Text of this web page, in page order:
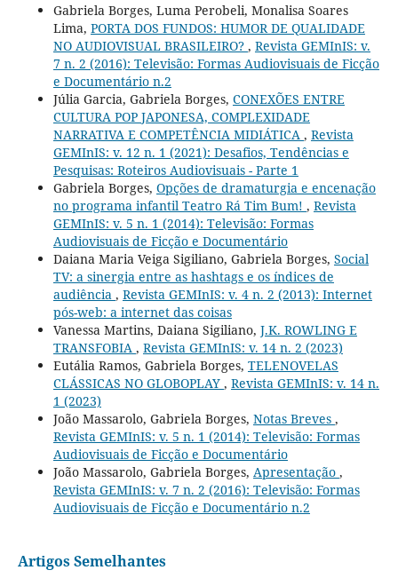
Gabriela Borges, Luma Perobeli, Monalisa Soares
Lima, PORTA DOS FUNDOS: HUMOR DE QUALIDADE
NO AUDIOVISUAL BRASILEIRO? , Revista GEMInIS: v.
7 n. 2 (2016): Televisão: Formas Audiovisuais de Ficção
e Documentário n.2
Júlia Garcia, Gabriela Borges, CONEXÕES ENTRE
CULTURA POP JAPONESA, COMPLEXIDADE
NARRATIVA E COMPETÊNCIA MIDIÁTICA , Revista
GEMInIS: v. 12 n. 1 (2021): Desafios, Tendências e
Pesquisas: Roteiros Audiovisuais - Parte 1
Gabriela Borges, Opções de dramaturgia e encenação
no programa infantil Teatro Rá Tim Bum! , Revista
GEMInIS: v. 5 n. 1 (2014): Televisão: Formas
Audiovisuais de Ficção e Documentário
Daiana Maria Veiga Sigiliano, Gabriela Borges, Social
TV: a sinergia entre as hashtags e os índices de
audiência , Revista GEMInIS: v. 4 n. 2 (2013): Internet
pós-web: a internet das coisas
Vanessa Martins, Daiana Sigiliano, J.K. ROWLING E
TRANSFOBIA , Revista GEMInIS: v. 14 n. 2 (2023)
Eutália Ramos, Gabriela Borges, TELENOVELAS
CLÁSSICAS NO GLOBOPLAY , Revista GEMInIS: v. 14 n.
1 (2023)
João Massarolo, Gabriela Borges, Notas Breves ,
Revista GEMInIS: v. 5 n. 1 (2014): Televisão: Formas
Audiovisuais de Ficção e Documentário
João Massarolo, Gabriela Borges, Apresentação ,
Revista GEMInIS: v. 7 n. 2 (2016): Televisão: Formas
Audiovisuais de Ficção e Documentário n.2
Artigos Semelhantes